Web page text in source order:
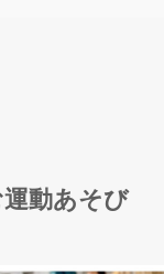
動あそび